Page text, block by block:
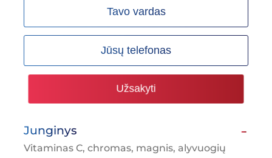
Užsakyti
Junginys
Vitaminas C, chromas, magnis, alyvuogių